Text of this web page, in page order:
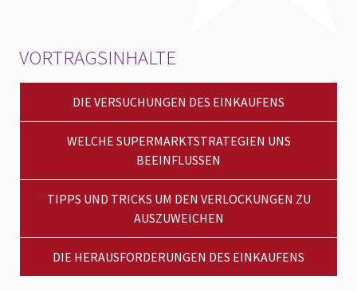
VORTRAGSINHALTE
DIE VERSUCHUNGEN DES EINKAUFENS
WELCHE SUPERMARKTSTRATEGIEN UNS
BEEINFLUSSEN
TIPPS UND TRICKS UM DEN VERLOCKUNGEN ZU
AUSZUWEICHEN
DIE HERAUSFORDERUNGEN DES EINKAUFENS